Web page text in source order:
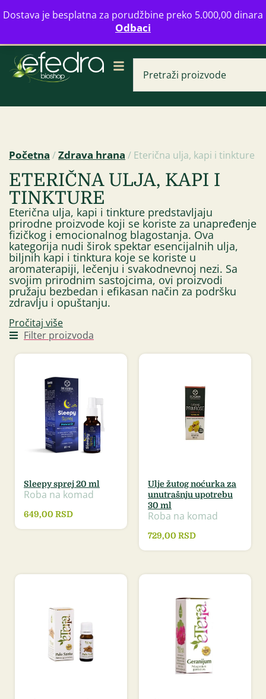
Dostava je besplatna za porudžbine preko 5.000,00 dinara
Odbaci
Rogač 250 g Bio
Bulevar Mihajla Pupina 16b, Novi Beograd
info@zdravahranaonline.rs+381 (0)11 770 39 61
Radno vreme: Ponedeljak - Petak od 08-20h
Početna /Zdrava hrana / Eterična ulja, kapi i tinkture
ETERIČNA ULJA, KAPI I
TINKTURE
Eterična ulja, kapi i tinkture predstavljaju
prirodne proizvode koji se koriste za unapređenje
fizičkog i emocionalnog blagostanja. Ova
kategorija nudi širok spektar esencijalnih ulja,
biljnih kapi i tinktura koje se koriste u
aromaterapiji, lečenju i svakodnevnoj nezi. Sa
svojim prirodnim sastojcima, ovi proizvodi
pružaju bezbedan i efikasan način za podršku
zdravlju i opuštanju.
Pročitaj više
Filter proizvoda
Sleepy sprej 20 ml
Roba na komad
649,00 RSD
Ulje žutog noćurka za
unutrašnju upotrebu
30 ml
Roba na komad
729,00 RSD